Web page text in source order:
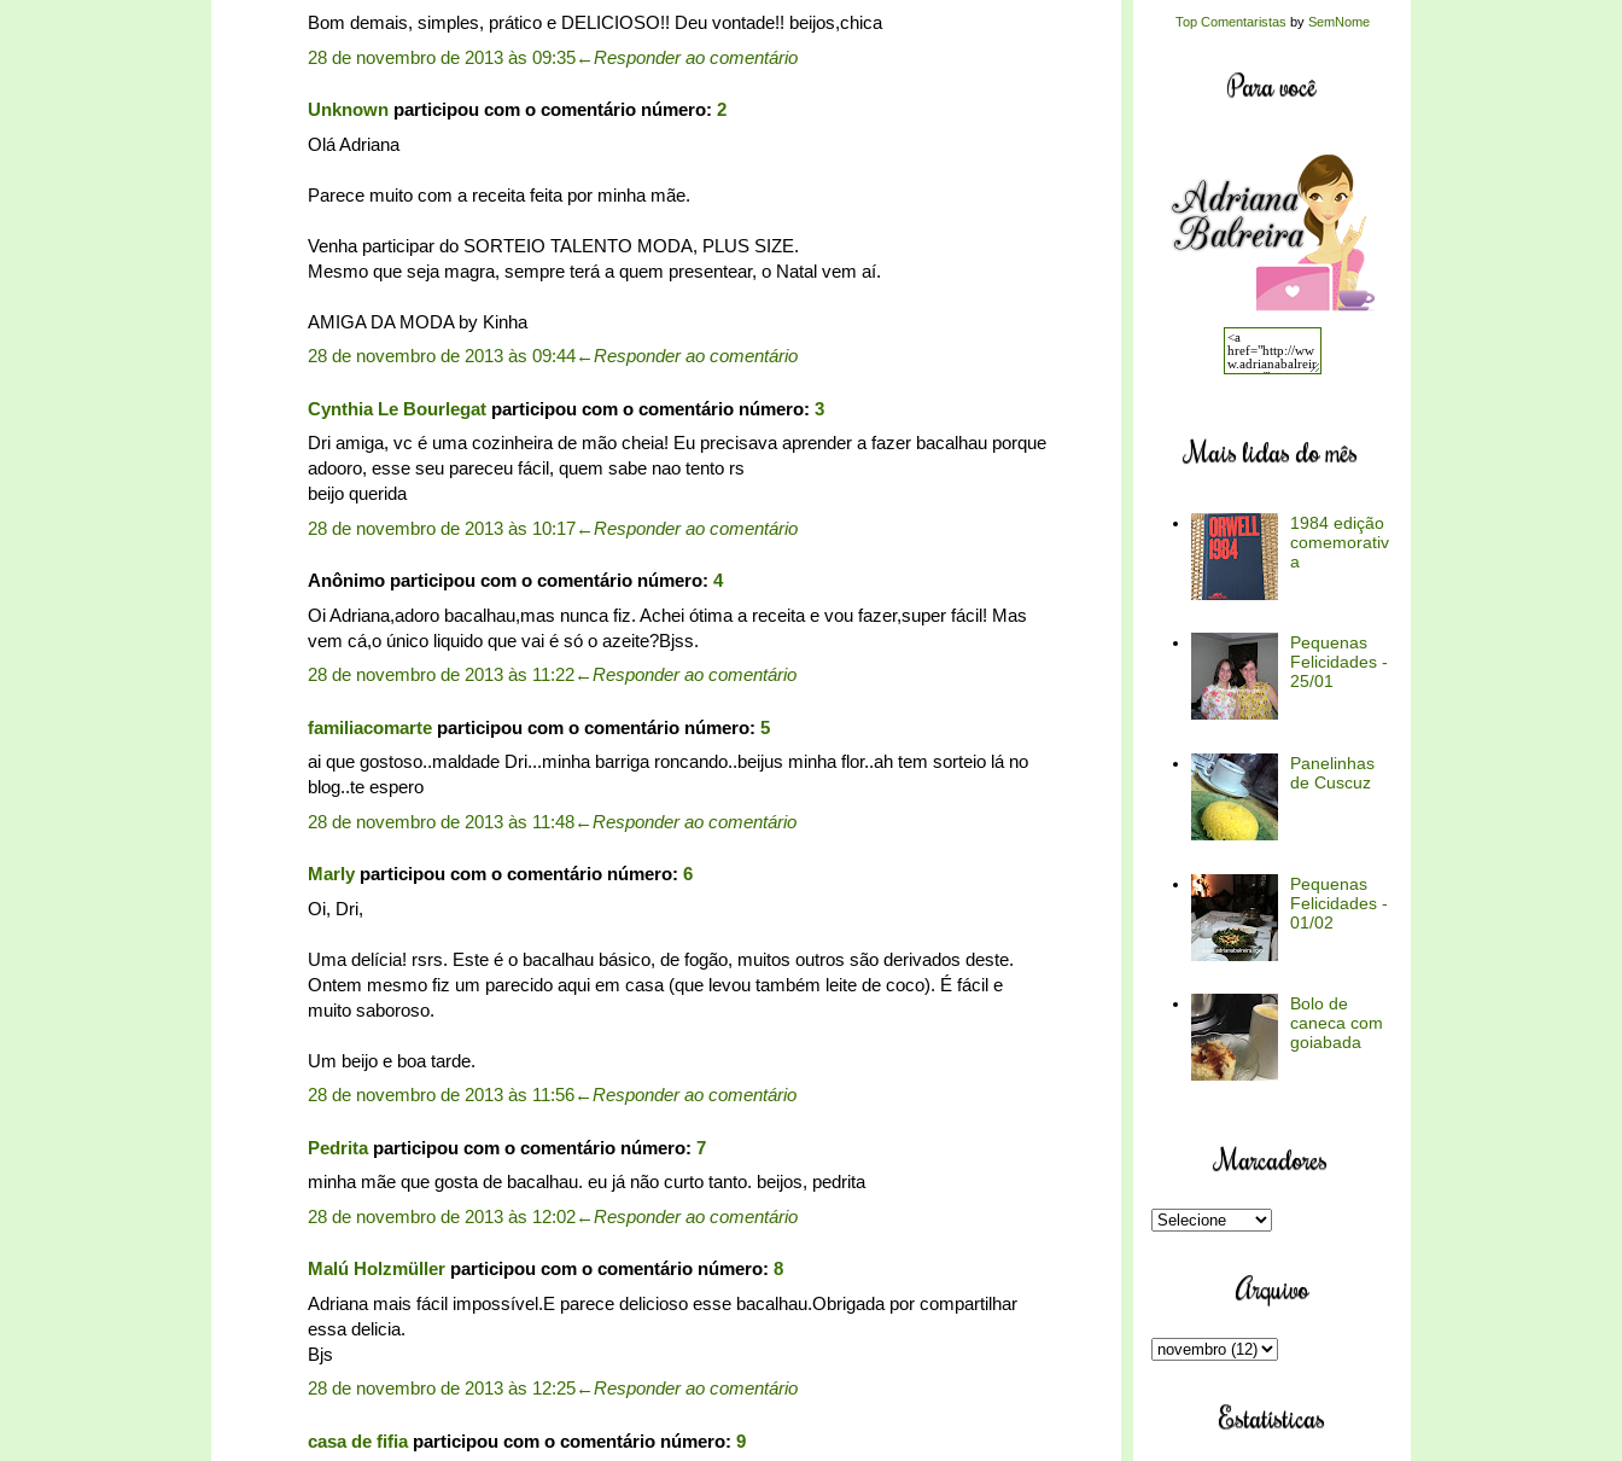
Bom demais, simples, prático e DELICIOSO!! Deu vontade!! beijos,chica
28 de novembro de 2013 às 09:35←Responder ao comentário
Unknown participou com o comentário número: 2
Olá Adriana
Parece muito com a receita feita por minha mãe.
Venha participar do SORTEIO TALENTO MODA, PLUS SIZE.
Mesmo que seja magra, sempre terá a quem presentear, o Natal vem aí.
AMIGA DA MODA by Kinha
28 de novembro de 2013 às 09:44←Responder ao comentário
Cynthia Le Bourlegat participou com o comentário número: 3
Dri amiga, vc é uma cozinheira de mão cheia! Eu precisava aprender a fazer bacalhau porque
adooro, esse seu pareceu fácil, quem sabe nao tento rs
beijo querida
28 de novembro de 2013 às 10:17←Responder ao comentário
Anônimo participou com o comentário número: 4
Oi Adriana,adoro bacalhau,mas nunca fiz. Achei ótima a receita e vou fazer,super fácil! Mas
vem cá,o único liquido que vai é só o azeite?Bjss.
28 de novembro de 2013 às 11:22←Responder ao comentário
familiacomarte participou com o comentário número: 5
ai que gostoso..maldade Dri...minha barriga roncando..beijus minha flor..ah tem sorteio lá no
blog..te espero
28 de novembro de 2013 às 11:48←Responder ao comentário
Marlyparticipou com o comentário número: 6
Oi, Dri,
Uma delícia! rsrs. Este é o bacalhau básico, de fogão, muitos outros são derivados deste.
Ontem mesmo fiz um parecido aqui em casa (que levou também leite de coco). É fácil e
muito saboroso.
Um beijo e boa tarde.
28 de novembro de 2013 às 11:56←Responder ao comentário
Pedritaparticipou com o comentário número: 7
minha mãe que gosta de bacalhau. eu já não curto tanto. beijos, pedrita
28 de novembro de 2013 às 12:02←Responder ao comentário
Malú Holzmüller participou com o comentário número: 8
Adriana mais fácil impossível.E parece delicioso esse bacalhau.Obrigada por compartilhar
essa delicia.
Bjs
28 de novembro de 2013 às 12:25←Responder ao comentário
casa de fifiaparticipou com o comentário número: 9
Top Comentaristas by SemNome
Para você
Mais lidas do mês
1984 edição
comemorativ
a
Pequenas
Felicidades -
25/01
Panelinhas
de Cuscuz
Pequenas
Felicidades -
01/02
Bolo de
caneca com
goiabada
Marcadores
Arquivo
Estatísticas